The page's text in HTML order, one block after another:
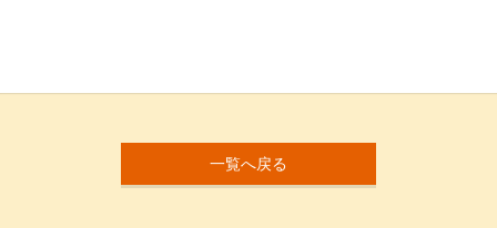
一覧へ戻る